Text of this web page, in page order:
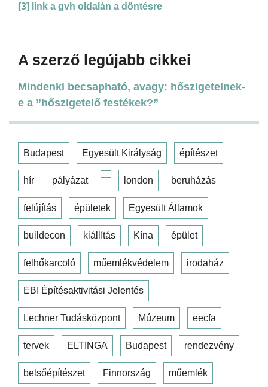
[3] link a gvh oldalán a döntésre
A szerző legújabb cikkei
Mindenki becsapható, avagy: hőszigetelnek-
e a ”hőszigetelő festékek?”
Budapest Egyesült Királyság építészet
hír pályázat london beruházás
felújítás épületek Egyesült Államok
buildecon kiállítás Kína épület
felhőkarcoló műemlékvédelem irodaház
EBI Építésaktivitási Jelentés
Lechner Tudásközpont Múzeum eecfa
tervek ELTINGA Budapest rendezvény
belsőépítészet Finnország műemlék